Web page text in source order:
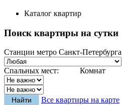
Каталог квартир
Поиск квартиры на сутки
Станции метро Санкт-Петербурга
Спальных мест: Комнат
Все квартиры на карте